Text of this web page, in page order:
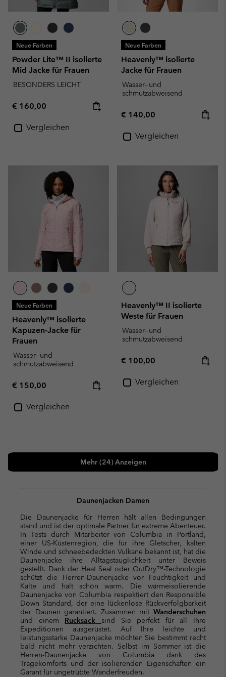
Neue Farben
Powder Lite™ II isolierte
Mid Jacke für Frauen
BESONDERS LEICHT
Regular price:
€ 160,00
Vergleichen
Neue Farben
Heavenly™ isolierte
Jacke für Frauen
Wasser- und
schmutzabweisend
Regular price:
€ 140,00
Vergleichen
Neue Farben
Heavenly™ isolierte
Kapuzen-Jacke für
Frauen
Wasser- und
schmutzabweisend
Regular price:
€ 150,00
Vergleichen
Heavenly™ II isolierte
Weste für Frauen
Wasser- und
schmutzabweisend
Regular price:
€ 100,00
Vergleichen
Mehr (24) Anzeigen
Daunenjacken Damen
Die Daunenjacke für Herren hält allen Bedingungen
stand und ist der optimale Partner für extreme Abenteuer.
In Tests durch Mitarbeiter von Columbia in Portland,
einer US-Küstenregion, die für ihre Gletscher, kalten
Winde und schneebedeckten Vulkane bekannt ist, hat die
Daunenjacke ihre Alltagstauglichkeit unter Beweis
gestellt. Dank der Heat Seal oder OutDry™-Technologie
schützt die Herren-Daunenjacke vor Feuchtigkeit und
Kälte und hält schön warm. Die wärmeisolierende
Daunenjacke von Columbia respektiert den Responsible
Down Standard, der eine lückenlose Rückverfolgbarkeit
der Daunen garantiert. Zusammen mit Wanderschuhen
und einem Rucksack
sind Sie perfekt für all Ihre
Expeditionen ausgerüstet. Auf Ihre leichte und
leistungsstarke Daunenjacke möchten Sie bestimmt recht
bald nicht mehr verzichten. Selbst im Sommer ist die
Herren-Daunenjacke von Columbia dank des
Tragekomforts und der isolierenden Eigenschaften ein
Garant für ungetrübte Wanderfreuden.